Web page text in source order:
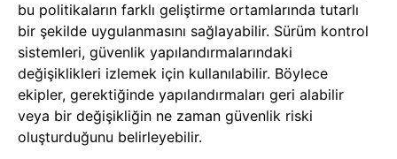
bu politikaların farklı geliştirme ortamlarında tutarlı
bir şekilde uygulanmasını sağlayabilir. Sürüm kontrol
sistemleri, güvenlik yapılandırmalarındaki
değişiklikleri izlemek için kullanılabilir. Böylece
ekipler, gerektiğinde yapılandırmaları geri alabilir
veya bir değişikliğin ne zaman güvenlik riski
oluşturduğunu belirleyebilir.